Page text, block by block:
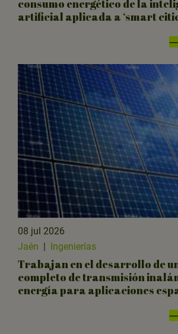
consumo energético de la
artificial aplicada a ‘smart
08 jul 2026
Jaén | Ingenierías
Trabajan en el desarrollo de
completo de transmisión
energía para aplicaciones